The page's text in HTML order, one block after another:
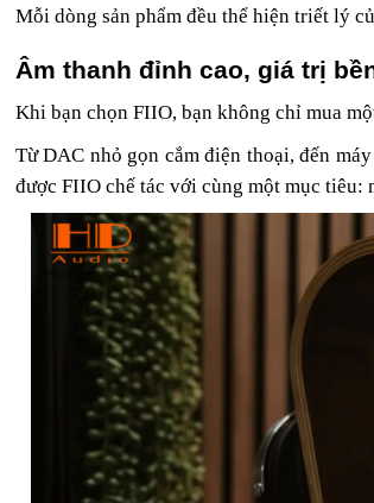
Mỗi dòng sản phẩm đều thể hiện triết lý
Âm thanh đỉnh cao, giá trị
Khi bạn chọn FIIO, bạn không chỉ mua
Từ DAC nhỏ gọn cắm điện thoại, đến
được FIIO chế tác với cùng một mục tiêu: